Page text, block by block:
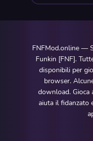
FNFMod.online —
Funkin [FNF].
disponibili per
browser.
download. Gioca
aiuta il fidanzato